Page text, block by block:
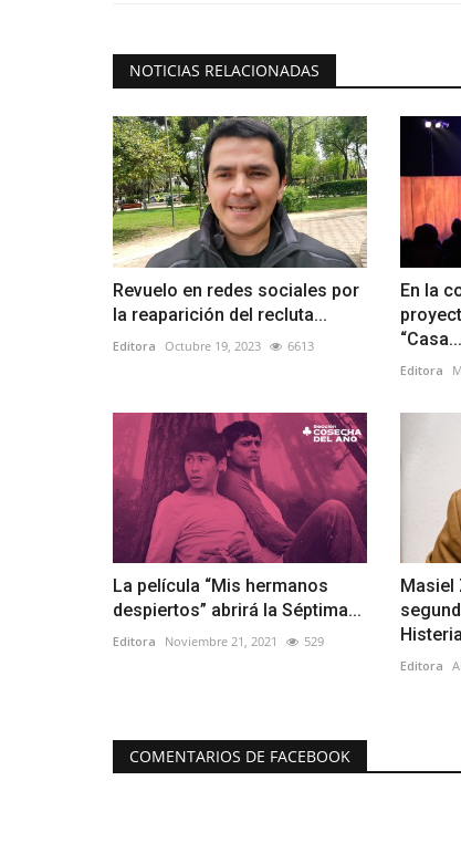
NOTICIAS RELACIONADAS
Revuelo en redes sociales por
la reaparición del recluta...
Editora Octubre 19, 2023 6613
En la
“Casa...
Editora
La película “Mis hermanos
despiertos” abrirá la Séptima...
Editora Noviembre 21, 2021 529
Masiel
Histeria
Editora
COMENTARIOS DE FACEBOOK